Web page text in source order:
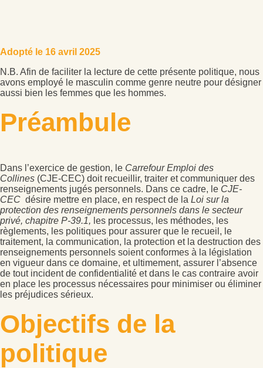
Adopté le 16 avril 2025
N.B. Afin de faciliter la lecture de cette présente politique, nous
avons employé le masculin comme genre neutre pour désigner
aussi bien les femmes que les hommes.
Préambule
Dans l’exercice de gestion, le Carrefour Emploi des
Collines (CJE-CEC) doit recueillir, traiter et communiquer des
renseignements jugés personnels. Dans ce cadre, le CJE-
CEC désire mettre en place, en respect de la Loi sur la
protection des renseignements personnels dans le secteur
privé, chapitre P-39.1, les processus, les méthodes, les
règlements, les politiques pour assurer que le recueil, le
traitement, la communication, la protection et la destruction des
renseignements personnels soient conformes à la législation
en vigueur dans ce domaine, et ultimement, assurer l’absence
de tout incident de confidentialité et dans le cas contraire avoir
en place les processus nécessaires pour minimiser ou éliminer
les préjudices sérieux.
Objectifs de la
politique